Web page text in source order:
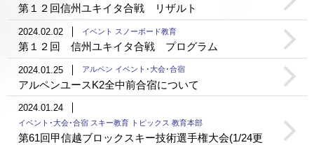
第１２回信州ユキイタ合戦 リザルト
2024.02.02 イベント スノーボード教育
第１２回 信州ユキイタ合戦 プログラム
2024.01.25 アルペン イベント･大会･合宿
アルペンユースK2全中前合宿について
2024.01.24
イベント･大会･合宿 スキー教育 トピックス 教育本部
第61回甲信越ブロックスキー技術選手権大会(1/24更